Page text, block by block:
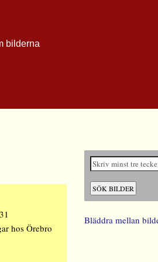
bilderna
hos Örebro
Bläddra mellan